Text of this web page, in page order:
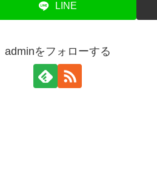
LINE
adminをフォローする